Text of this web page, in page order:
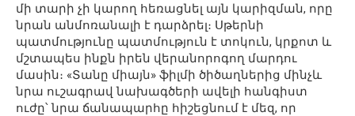
մի տարի չի կարող հեռացնել այն կարիզման, որը
նրան անմոռանալի է դարձրել։ Սթերնի
պատմությունը պատմություն է տոկուն, կրքոտ և
մշտապես ինքն իրեն վերանորոգող մարդու
մասին։ «Տանը միայն» ֆիլմի ծիծաղներից մինչև
նրա ուշագրավ նախագծերի ավելի հանգիստ
ուժը՝ նրա ճանապարհը հիշեցնում է մեզ, որ